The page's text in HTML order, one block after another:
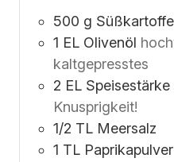
500 g
1 EL Olivenöl
kaltgepresstes
2 EL Speisestärke
Knusprigkeit!
1/2 TL Meersalz
1 TL